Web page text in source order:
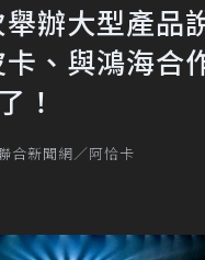
辦大型產品
、與鴻海合
！
合新聞網／阿恰卡